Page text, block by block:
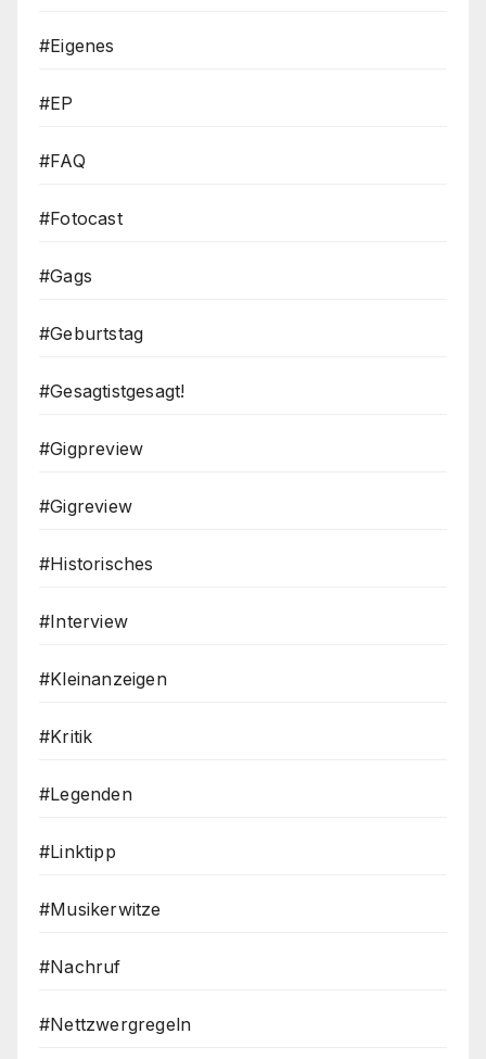
#Eigenes
#EP
#FAQ
#Fotocast
#Gags
#Geburtstag
#Gesagtistgesagt!
#Gigpreview
#Gigreview
#Historisches
#Interview
#Kleinanzeigen
#Kritik
#Legenden
#Linktipp
#Musikerwitze
#Nachruf
#Nettzwergregeln